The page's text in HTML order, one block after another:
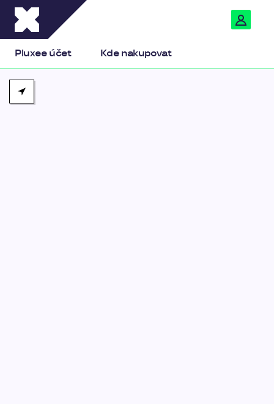
Pluxee účet Kde nakupovat